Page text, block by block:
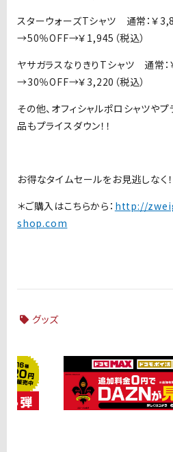
スターウォーズTシャツ 通常：￥
→50％OFF→￥1,945（税込）
ヤサガラスなりきりTシャツ 通常：
→30％OFF→￥3,220（税込）
その他、オフィシャルポロシャツや
品もプライスダウン！！
お得なタイムセールをお見逃しなく！
＊ご購入はこちらから： http://
shop.com
グッズ